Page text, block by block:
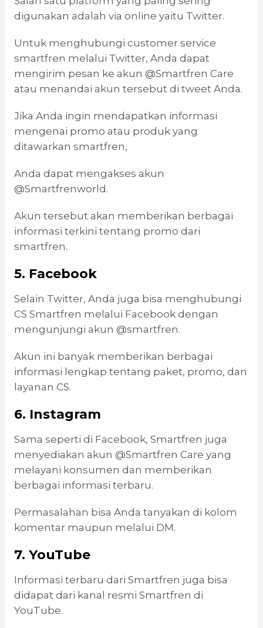
digunakan adalah via online yaitu Twitter.
Untuk menghubungi customer service
smartfren melalui Twitter, Anda dapat
mengirim pesan ke akun @Smartfren Care
atau menandai akun tersebut di tweet Anda.
Jika Anda ingin mendapatkan informasi
mengenai promo atau produk yang
ditawarkan smartfren,
Anda dapat mengakses akun
@Smartfrenworld.
Akun tersebut akan memberikan berbagai
informasi terkini tentang promo dari
smartfren.
5. Facebook
Selain Twitter, Anda juga bisa menghubungi
CS Smartfren melalui Facebook dengan
mengunjungi akun @smartfren.
Akun ini banyak memberikan berbagai
informasi lengkap tentang paket, promo, dan
layanan CS.
6. Instagram
Sama seperti di Facebook, Smartfren juga
menyediakan akun @Smartfren Care yang
melayani konsumen dan memberikan
berbagai informasi terbaru.
Permasalahan bisa Anda tanyakan di kolom
komentar maupun melalui DM.
7. YouTube
Informasi terbaru dari Smartfren juga bisa
didapat dari kanal resmi Smartfren di
YouTube.